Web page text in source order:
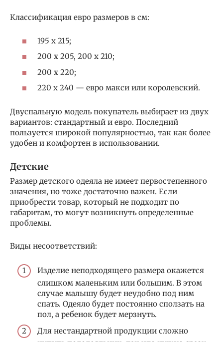
Классификация евро размеров в см:
195 х 215;
200 х 205, 200 х 210;
200 х 220;
220 х 240 — евро макси или королевский.
Двуспальную модель покупатель выбирает из двух
вариантов: стандартный и евро. Последний
пользуется широкой популярностью, так как более
удобен и комфортен в использовании.
Детские
Размер детского одеяла не имеет первостепенного
значения, но тоже достаточно важен. Если
приобрести товар, который не подходит по
габаритам, то могут возникнуть определенные
проблемы.
Виды несоответствий:
Изделие неподходящего размера окажется
слишком маленьким или большим. В этом
случае малышу будет неудобно под ним
спать. Одеяло будет постоянно сползать на
пол, а ребенок будет мерзнуть.
Для нестандартной продукции сложно